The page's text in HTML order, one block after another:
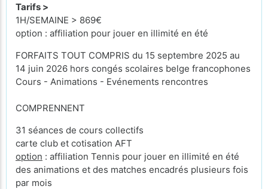
Tarifs >
1H/SEMAINE > 869€
option : affiliation pour jouer en illimité en été
FORFAITS TOUT COMPRIS du 15 septembre 2025 au
14 juin 2026 hors congés scolaires belge francophones
Cours - Animations - Evénements rencontres
COMPRENNENT
31 séances de cours collectifs
carte club et cotisation AFT
option : affiliation Tennis pour jouer en illimité en été
des animations et des matches encadrés plusieurs fois
par mois